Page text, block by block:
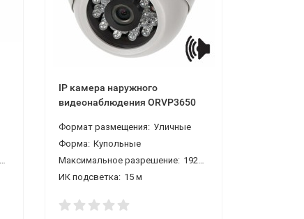
IP камера наружного
видеонаблюдения ORVP3650
Формат размещения: Уличные
Форма: Купольные
Максимальное разрешение: 1920*1080 2 Мп
ИК подсветка: 15 м